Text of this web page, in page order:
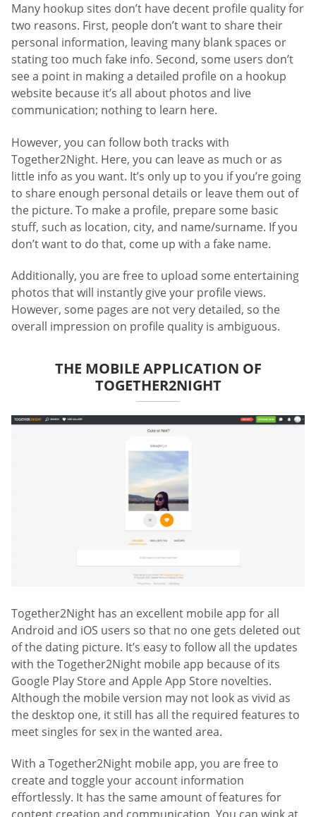
Many hookup sites don’t have decent profile quality for
two reasons. First, people don’t want to share their
personal information, leaving many blank spaces or
stating too much fake info. Second, some users don’t
see a point in making a detailed profile on a hookup
website because it’s all about photos and live
communication; nothing to learn here.
However, you can follow both tracks with
Together2Night. Here, you can leave as much or as
little info as you want. It’s only up to you if you’re going
to share enough personal details or leave them out of
the picture. To make a profile, prepare some basic
stuff, such as location, city, and name/surname. If you
don’t want to do that, come up with a fake name.
Additionally, you are free to upload some entertaining
photos that will instantly give your profile views.
However, some pages are not very detailed, so the
overall impression on profile quality is ambiguous.
THE MOBILE APPLICATION OF
TOGETHER2NIGHT
Together2Night has an excellent mobile app for all
Android and iOS users so that no one gets deleted out
of the dating picture. It’s easy to follow all the updates
with the Together2Night mobile app because of its
Google Play Store and Apple App Store novelties.
Although the mobile version may not look as vivid as
the desktop one, it still has all the required features to
meet singles for sex in the wanted area.
With a Together2Night mobile app, you are free to
create and toggle your account information
effortlessly. It has the same amount of features for